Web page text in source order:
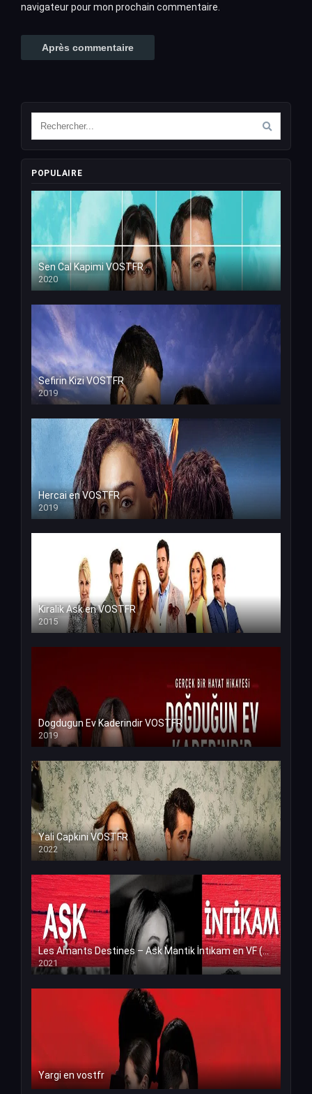
navigateur pour mon prochain commentaire.
POPULAIRE
Sen Cal Kapimi VOSTFR
2020
Sefirin Kizi VOSTFR
2019
Hercai en VOSTFR
2019
Kiralik Ask en VOSTFR
2015
Dogdugun Ev Kaderindir VOSTFR
2019
Yali Capkini VOSTFR
2022
Les Amants Destines – Ask Mantik İntikam en VF (Voix Francaise)
2021
Yargi en vostfr